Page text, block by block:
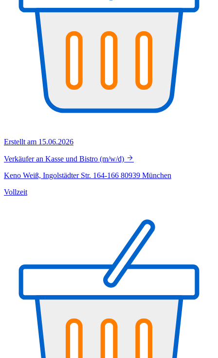
Erstellt am 15.06.2026
Verkäufer an Kasse und Bistro (m/w/d)
Keno Weiß, Ingolstädter Str. 164-166 80939 München
Vollzeit